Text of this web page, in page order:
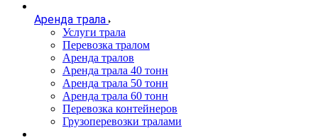
Аренда трала
Услуги трала
Перевозка тралом
Аренда тралов
Аренда трала 40 тонн
Аренда трала 50 тонн
Аренда трала 60 тонн
Перевозка контейнеров
Грузоперевозки тралами